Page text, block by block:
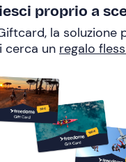
proprio a
la soluzione
cerca un regalo